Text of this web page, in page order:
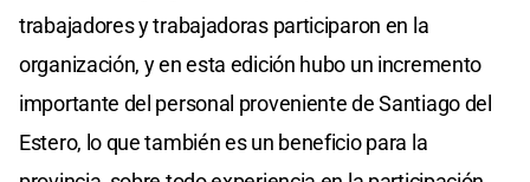
trabajadores y trabajadoras participaron en la
organización, y en esta edición hubo un incremento
importante del personal proveniente de Santiago del
Estero, lo que también es un beneficio para la